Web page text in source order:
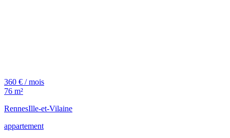
360 € / mois
76 m²
RennesIlle-et-Vilaine
appartement